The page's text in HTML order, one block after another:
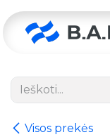
Visos prekės